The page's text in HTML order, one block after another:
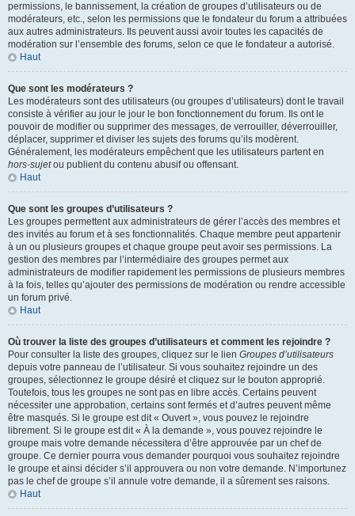
permissions, le bannissement, la création de groupes d’utilisateurs ou de
modérateurs, etc., selon les permissions que le fondateur du forum a attribuées
aux autres administrateurs. Ils peuvent aussi avoir toutes les capacités de
modération sur l’ensemble des forums, selon ce que le fondateur a autorisé.
Haut
Que sont les modérateurs ?
Les modérateurs sont des utilisateurs (ou groupes d’utilisateurs) dont le travail
consiste à vérifier au jour le jour le bon fonctionnement du forum. Ils ont le
pouvoir de modifier ou supprimer des messages, de verrouiller, déverrouiller,
déplacer, supprimer et diviser les sujets des forums qu’ils modèrent.
Généralement, les modérateurs empêchent que les utilisateurs partent en
hors-sujetou publient du contenu abusif ou offensant.
Haut
Que sont les groupes d’utilisateurs ?
Les groupes permettent aux administrateurs de gérer l’accès des membres et
des invités au forum et à ses fonctionnalités. Chaque membre peut appartenir
à un ou plusieurs groupes et chaque groupe peut avoir ses permissions. La
gestion des membres par l’intermédiaire des groupes permet aux
administrateurs de modifier rapidement les permissions de plusieurs membres
à la fois, telles qu’ajouter des permissions de modération ou rendre accessible
un forum privé.
Haut
Où trouver la liste des groupes d’utilisateurs et comment les rejoindre ?
Pour consulter la liste des groupes, cliquez sur le lien Groupes d’utilisateurs
depuis votre panneau de l’utilisateur. Si vous souhaitez rejoindre un des
groupes, sélectionnez le groupe désiré et cliquez sur le bouton approprié.
Toutefois, tous les groupes ne sont pas en libre accès. Certains peuvent
nécessiter une approbation, certains sont fermés et d’autres peuvent même
être masqués. Si le groupe est dit « Ouvert », vous pouvez le rejoindre
librement. Si le groupe est dit « À la demande », vous pouvez rejoindre le
groupe mais votre demande nécessitera d’être approuvée par un chef de
groupe. Ce dernier pourra vous demander pourquoi vous souhaitez rejoindre
le groupe et ainsi décider s’il approuvera ou non votre demande. N’importunez
pas le chef de groupe s’il annule votre demande, il a sûrement ses raisons.
Haut